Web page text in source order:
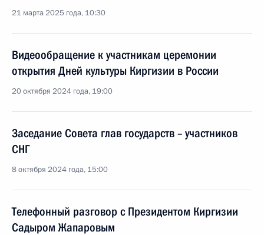
21 марта 2025 года, 10:30
Видеообращение к участникам церемонии
открытия Дней культуры Киргизии в России
20 октября 2024 года, 19:00
Заседание Совета глав государств – участников
СНГ
8 октября 2024 года, 15:00
Телефонный разговор с Президентом Киргизии
Садыром Жапаровым